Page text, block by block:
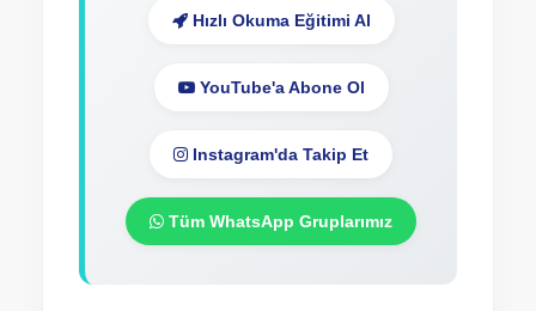
Hızlı Okuma Eğitimi Al
YouTube'a Abone Ol
Instagram'da Takip Et
Tüm WhatsApp Gruplarımız